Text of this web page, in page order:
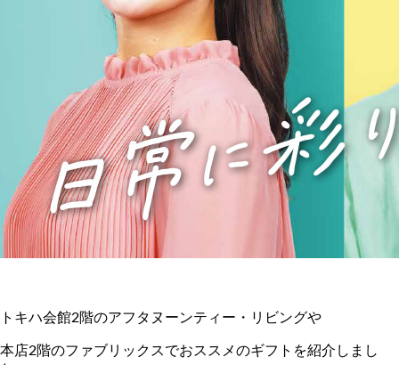
トキハ会館2階のアフタヌーンティー・リビングや
本店2階のファブリックスでおススメのギフトを紹介しまし